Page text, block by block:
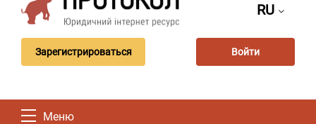
RU
Зарегистрироваться Войти
Меню